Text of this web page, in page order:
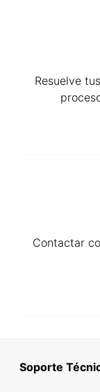
Resuelve
Contactar
Soporte